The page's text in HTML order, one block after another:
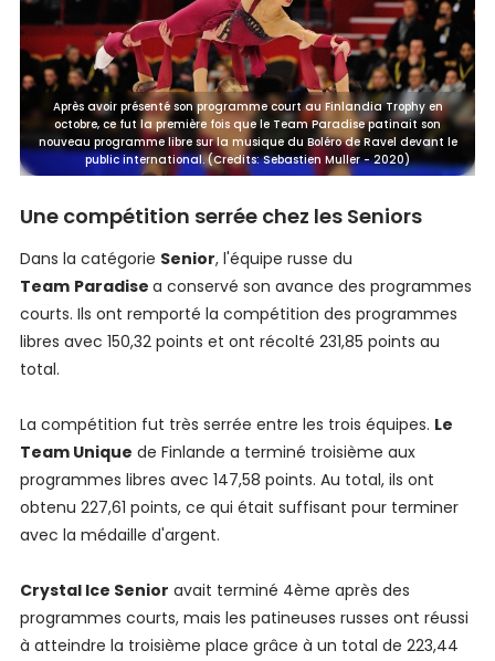
Après avoir présenté son programme court au Finlandia Trophy en
octobre, ce fut la première fois que le Team Paradise patinait son
nouveau programme libre sur la musique du Boléro de Ravel devant le
public international. (Credits: Sebastien Muller - 2020)
Une compétition serrée chez les Seniors
Dans la catégorie Senior, l'équipe russe du
Team Paradise a conservé son avance des programmes
courts. Ils ont remporté la compétition des programmes
libres avec 150,32 points et ont récolté 231,85 points au
total.
La compétition fut très serrée entre les trois équipes. Le
Team Unique de Finlande a terminé troisième aux
programmes libres avec 147,58 points. Au total, ils ont
obtenu 227,61 points, ce qui était suffisant pour terminer
avec la médaille d'argent.
Crystal Ice Senior avait terminé 4ème après des
programmes courts, mais les patineuses russes ont réussi
à atteindre la troisième place grâce à un total de 223,44